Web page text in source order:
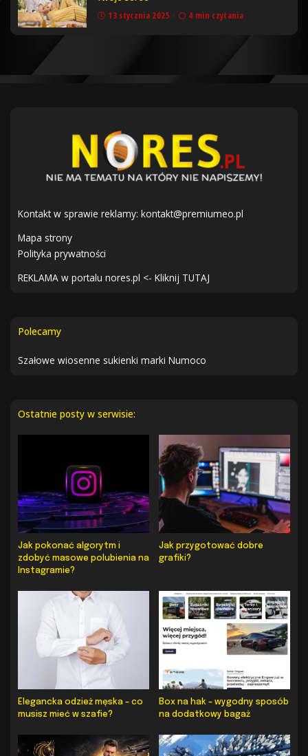
13 stycznia 2025 4 min czytania
Kontakt w sprawie reklamy: kontakt@premiumeo.pl
Mapa strony
Polityka prywatności
REKLAMA w portalu nores.pl <- Kliknij TUTAJ
Polecamy
Szałowe wiosenne sukienki marki Numoco
Ostatnie posty w serwisie:
Jak pokonać algorytm i
zdobyć masowe polubienia na
Instagramie?
Jak przygotować dobre
grafiki?
Elegancka odzież męska – co
musisz mieć w szafie?
Box na hak – wygodny sposób
na dodatkowy bagaż